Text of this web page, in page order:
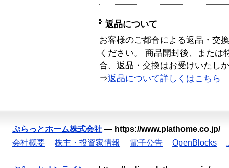
返品について
お客様のご都合による返品・交
ください。 商品開封後、または
合、返品・交換はお受けいたし
⇒返品について詳しくはこちら
ぷらっとホーム株式会社 — https://www.plathome.co.jp/
会社概要
株主・投資家情報 電子公告 OpenBlocks